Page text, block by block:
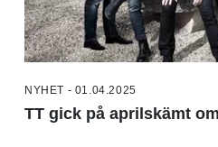
NYHET - 01.04.2025
TT gick på aprilskämt